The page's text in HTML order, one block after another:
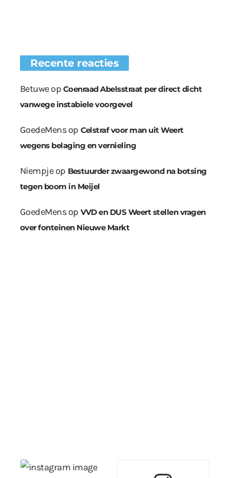
Recente reacties
Betuweop Coenraad Abelsstraat per direct dicht
vanwege instabiele voorgevel
GoedeMensop Celstraf voor man uit Weert
wegens belaging en vernieling
Niempjeop Bestuurder zwaargewond na botsing
tegen boom in Meijel
GoedeMensop VVD en DUS Weert stellen vragen
over fonteinen Nieuwe Markt